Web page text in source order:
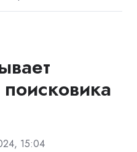
поисковика
15:04